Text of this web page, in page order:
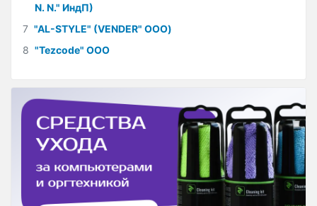
N. N." ИндП)
7 "AL-STYLE" (VENDER" ООО)
8 "Tezcode" ООО